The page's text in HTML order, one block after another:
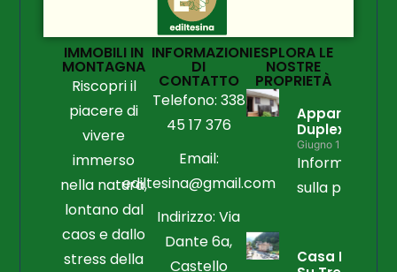
IMMOBILI IN
MONTAGNA
Riscopri il
piacere di
vivere
immerso
nella natura,
lontano dal
caos e dallo
stress della
INFORMAZIONI
DI
CONTATTO
Telefono: 338
45 17 376
Email:
ediltesina@gmail.com
Indirizzo: Via
Dante 6a,
Castello
ESPLORA LE
NOSTRE
PROPRIETÀ
Duplex
Giugno 15, 2026
Informazioni
sulla
Casa Libera